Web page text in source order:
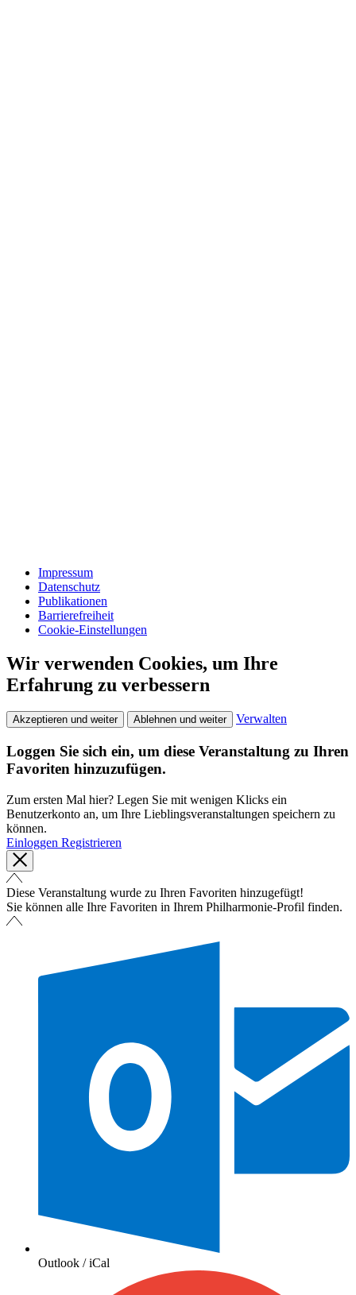
Impressum
Datenschutz
Publikationen
Barrierefreiheit
Cookie-Einstellungen
Wir verwenden Cookies, um Ihre
Erfahrung zu verbessern
Akzeptieren und weiter Ablehnen und weiter Verwalten
Loggen Sie sich ein, um diese Veranstaltung zu Ihren
Favoriten hinzuzufügen.
Zum ersten Mal hier? Legen Sie mit wenigen Klicks ein
Benutzerkonto an, um Ihre Lieblingsveranstaltungen speichern zu
können.
Einloggen Registrieren
Diese Veranstaltung wurde zu Ihren Favoriten hinzugefügt!
Sie können alle Ihre Favoriten in Ihrem Philharmonie-Profil finden.
Outlook / iCal